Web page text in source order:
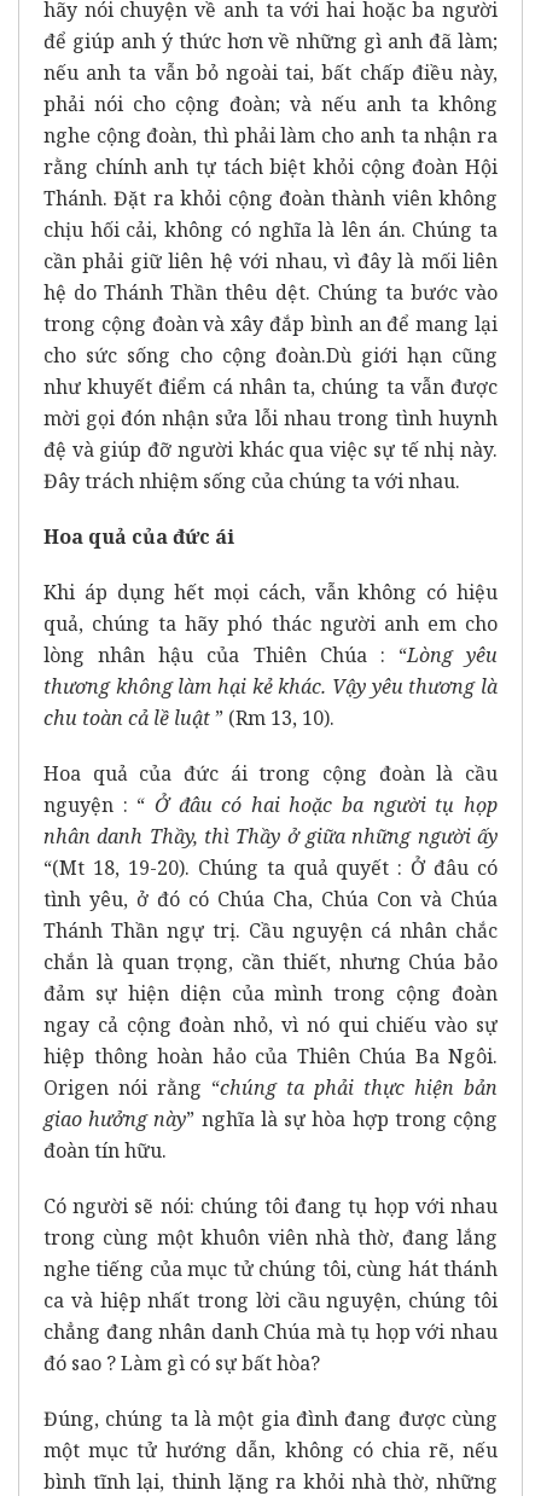
hãy nói chuyện về anh ta với hai hoặc ba người
để giúp anh ý thức hơn về những gì anh đã làm;
nếu anh ta vẫn bỏ ngoài tai, bất chấp điều này,
phải nói cho cộng đoàn; và nếu anh ta không
nghe cộng đoàn, thì phải làm cho anh ta nhận ra
rằng chính anh tự tách biệt khỏi cộng đoàn Hội
Thánh. Đặt ra khỏi cộng đoàn thành viên không
chịu hối cải, không có nghĩa là lên án. Chúng ta
cần phải giữ liên hệ với nhau, vì đây là mối liên
hệ do Thánh Thần thêu dệt. Chúng ta bước vào
trong cộng đoàn và xây đắp bình an để mang lại
cho sức sống cho cộng đoàn.Dù giới hạn cũng
như khuyết điểm cá nhân ta, chúng ta vẫn được
mời gọi đón nhận sửa lỗi nhau trong tình huynh
đệ và giúp đỡ người khác qua việc sự tế nhị này.
Đây trách nhiệm sống của chúng ta với nhau.
Hoa quả của đức ái
Khi áp dụng hết mọi cách, vẫn không có hiệu
quả, chúng ta hãy phó thác người anh em cho
lòng nhân hậu của Thiên Chúa : “Lòng yêu
thương không làm hại kẻ khác. Vậy yêu thương là
chu toàn cả lề luật” (Rm 13, 10).
Hoa quả của đức ái trong cộng đoàn là cầu
nguyện : “ Ở đâu có hai hoặc ba người tụ họp
nhân danh Thầy, thì Thầy ở giữa những người ấy
“(Mt 18, 19-20). Chúng ta quả quyết : Ở đâu có
tình yêu, ở đó có Chúa Cha, Chúa Con và Chúa
Thánh Thần ngự trị. Cầu nguyện cá nhân chắc
chắn là quan trọng, cần thiết, nhưng Chúa bảo
đảm sự hiện diện của mình trong cộng đoàn
ngay cả cộng đoàn nhỏ, vì nó qui chiếu vào sự
hiệp thông hoàn hảo của Thiên Chúa Ba Ngôi.
Origen nói rằng “chúng ta phải thực hiện bản
giao hưởng này” nghĩa là sự hòa hợp trong cộng
đoàn tín hữu.
Có người sẽ nói: chúng tôi đang tụ họp với nhau
trong cùng một khuôn viên nhà thờ, đang lắng
nghe tiếng của mục tử chúng tôi, cùng hát thánh
ca và hiệp nhất trong lời cầu nguyện, chúng tôi
chẳng đang nhân danh Chúa mà tụ họp với nhau
đó sao ? Làm gì có sự bất hòa?
Đúng, chúng ta là một gia đình đang được cùng
một mục tử hướng dẫn, không có chia rẽ, nếu
bình tĩnh lại, thinh lặng ra khỏi nhà thờ, những